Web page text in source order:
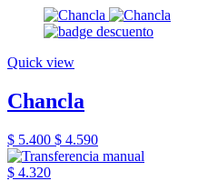
Quick view
Chancla
$ 5.400 $ 4.590
$ 4.320